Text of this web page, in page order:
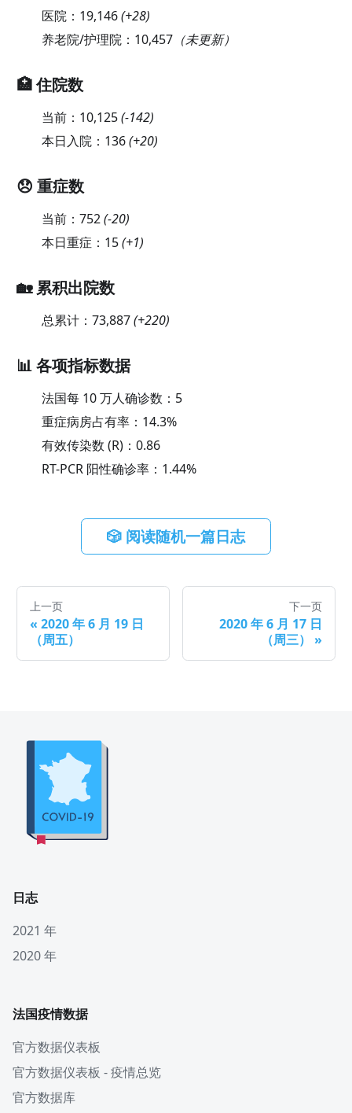
医院： 19,146(+28)
养老院/护理院： 10,457（未更新）
🏥 住院数
当前： 10,125(-142)
本日入院： 136(+20)
😞 重症数
当前： 752(-20)
本日重症： 15(+1)
🏡 累积出院数
总累计： 73,887(+220)
📊 各项指标数据
法国每 10 万人确诊数： 5
重症病房占有率： 14.3%
有效传染数 (R)： 0.86
RT-PCR 阳性确诊率： 1.44%
🎲 阅读随机一篇日志
上一页
« 2020 年 6 月 19 日
（周五）
下一页
2020 年 6 月 17 日
（周三）
»
日志
2021 年
2020 年
法国疫情数据
官方数据仪表板
官方数据仪表板 - 疫情总览
官方数据库